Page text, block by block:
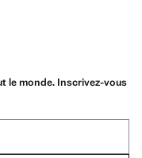
le monde. Inscrivez-vous